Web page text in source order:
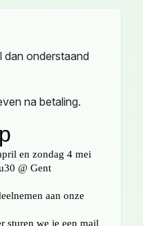
dan onderstaand
na betaling.